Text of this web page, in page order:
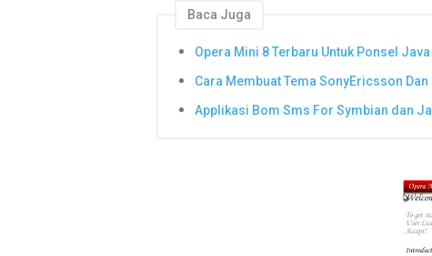
Baca Juga
Opera Mini 8 Terbaru Untuk Ponsel
Cara Membuat Tema SonyEricsson
Applikasi Bom Sms For Symbian dan